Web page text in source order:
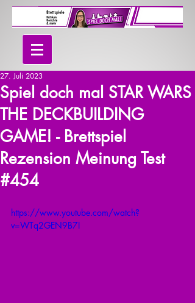
Spiel doch mal STAR WARS
THE DECKBUILDING
GAME! - Brettspiel
Rezension Meinung Test
#454
27. Juli 2023
https://www.youtube.com/watch?
v=WTq2GEN9B7I